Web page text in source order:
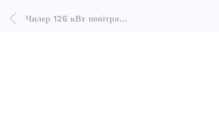
Чилер 126 кВт повітря-вода Thermocold Domino Sea 135